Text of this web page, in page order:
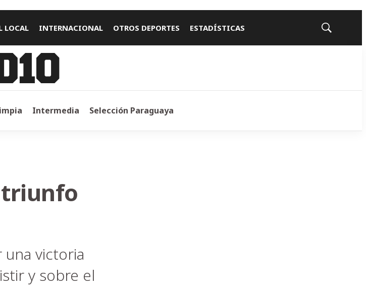
LOCAL INTERNACIONAL OTROS DEPORTES ESTADÍSTICAS
Mostrar
Intermedia Selección Paraguaya
triunfo
victoria
y sobre el